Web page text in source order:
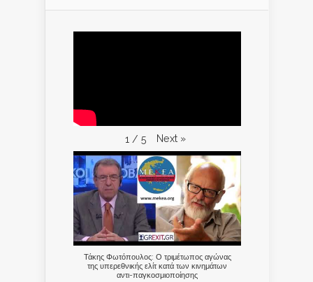
1 / 5 Next »
Τάκης Φωτόπουλος: Ο τριμέτωπος αγώνας
της υπερεθνικής ελίτ κατά των κινημάτων
αντι-παγκοσμιοποίησης